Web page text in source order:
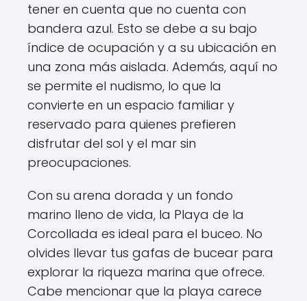
tener en cuenta que no cuenta con
bandera azul. Esto se debe a su bajo
índice de ocupación y a su ubicación en
una zona más aislada. Además, aquí no
se permite el nudismo, lo que la
convierte en un espacio familiar y
reservado para quienes prefieren
disfrutar del sol y el mar sin
preocupaciones.
Con su arena dorada y un fondo
marino lleno de vida, la Playa de la
Corcollada es ideal para el buceo. No
olvides llevar tus gafas de bucear para
explorar la riqueza marina que ofrece.
Cabe mencionar que la playa carece